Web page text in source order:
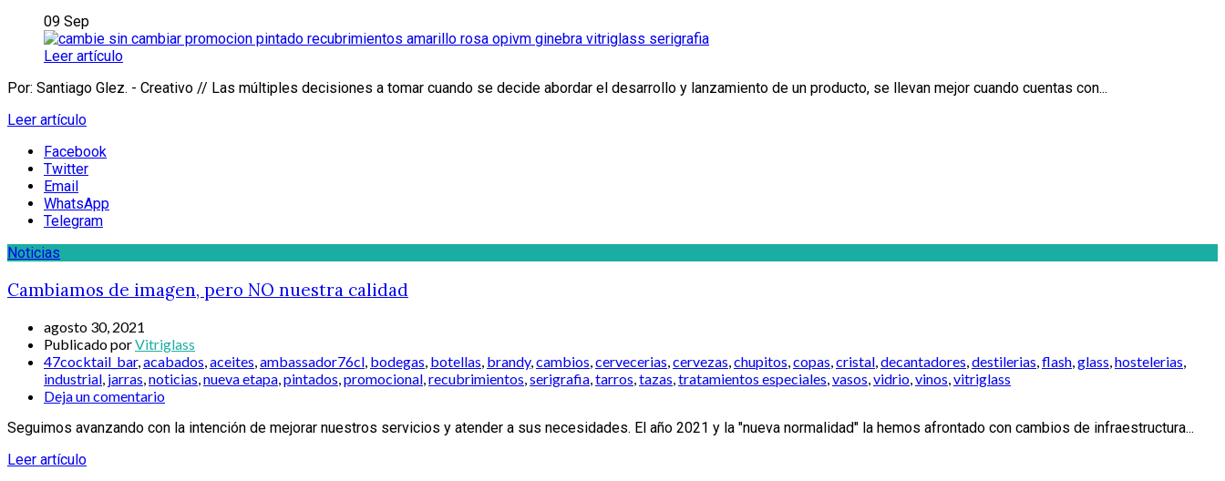
09 Sep
Leer artículo
Por: Santiago Glez. - Creativo // Las múltiples decisiones a tomar cuando se decide abordar el desarrollo y lanzamiento de un producto, se llevan mejor cuando cuentas con...
Leer artículo
Facebook
Twitter
Email
WhatsApp
Telegram
Noticias
Cambiamos de imagen, pero NO nuestra calidad
agosto 30, 2021
Publicado porVitriglass
47cocktail_bar, acabados aceites ambassador76cl bodegas botellas brandy, cambios cervecerias cervezas chupitos copas cristal decantadores destilerias flash glass hostelerias
industrial jarras noticias nueva etapa pintados promocional recubrimientos serigrafia tarros tazas tratamientos especiales vasos vidrio vinos vitriglass
Deja un comentario
Seguimos avanzando con la intención de mejorar nuestros servicios y atender a sus necesidades. El año 2021 y la "nueva normalidad" la hemos afrontado con cambios de infraestructura...
Leer artículo